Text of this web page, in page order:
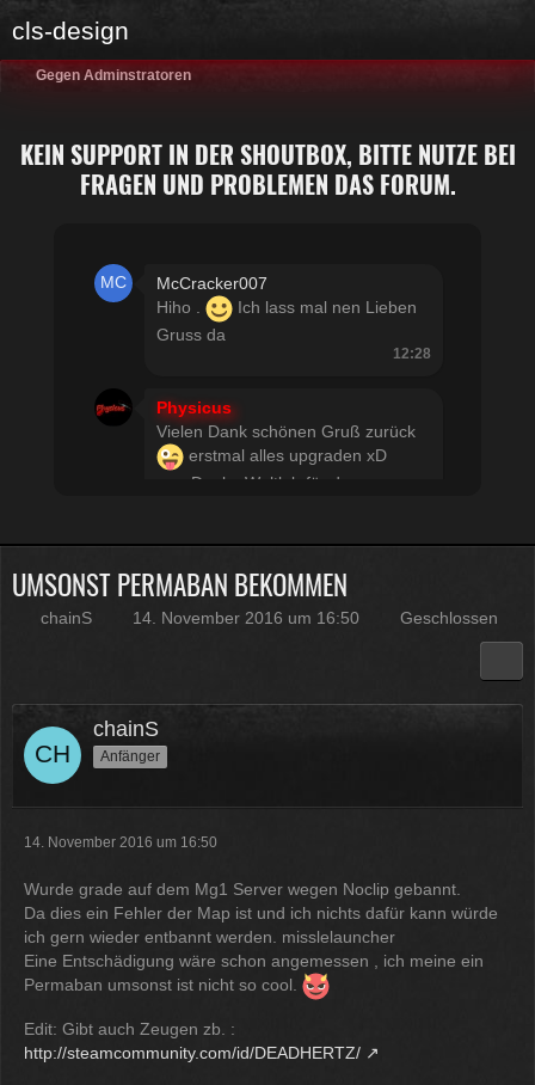
cls-design
Gegen Adminstratoren
KEIN SUPPORT IN DER SHOUTBOX, BITTE NUTZE BEI
FRAGEN UND PROBLEMEN DAS FORUM.
McCracker007
Hiho .
Ich lass mal nen Lieben
Gruss da
12:28
Physicus
Vielen Dank schönen Gruß zurück
erstmal alles upgraden xD
usw Danke Woltlab für den
Physicus
Twitch-Box 6.2.0 in Arbeit
Muss ich auch alles machen .
Kratze gerade alles an geld
zusammen was ich auftreiben
Plugins haben und dann noch mal
65 für Forum Update.
Physicus
Ja bei mir sind es 130 € für
Woltlab und Plugins und Designs
auch so um locker flockig 50-60 €
ätzend, wie schnell alles
einem aus der Tasche gezogen
wird
UMSONST PERMABAN BEKOMMEN
chainS 14. November 2016 um 16:50 Geschlossen
chainS
Anfänger
14. November 2016 um 16:50
Wurde grade auf dem Mg1 Server wegen Noclip gebannt.
Da dies ein Fehler der Map ist und ich nichts dafür kann würde
ich gern wieder entbannt werden. misslelauncher
Eine Entschädigung wäre schon angemessen , ich meine ein
Permaban umsonst ist nicht so cool.
Edit: Gibt auch Zeugen zb. :
http://steamcommunity.com/id/DEADHERTZ/